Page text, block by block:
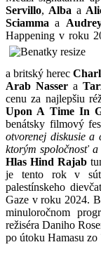
Servillo, Alba a
Sciamma a
Happening v roku
a britský herec
Arab Nassera
cenu za najlepšiu
Upon A Time In
benátsky filmový
otvorenej diskusie a
ktorým spoločnosť a
Hlas Hind Rajab
je tento rok v
palestínskeho
Gaze v roku 2024.
minuloročnom
režiséra Daniho
po útoku Hamasu zo